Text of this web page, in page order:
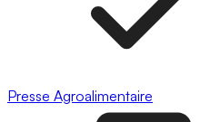
Presse Agroalimentaire